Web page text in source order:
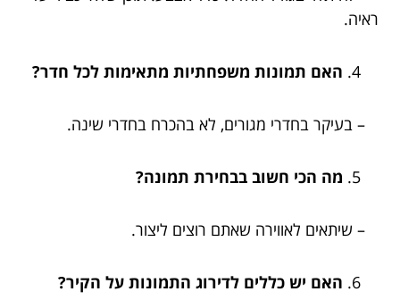
ראיה.
האם תמונות משפחתיות מתאימות לכל חדר?
– בעיקר בחדרי מגורים, לא בהכרח בחדרי שינה.
מה הכי חשוב בבחירת תמונה?
– שיתאים לאווירה שאתם רוצים ליצור.
האם יש כללים לדירוג התמונות על הקיר?